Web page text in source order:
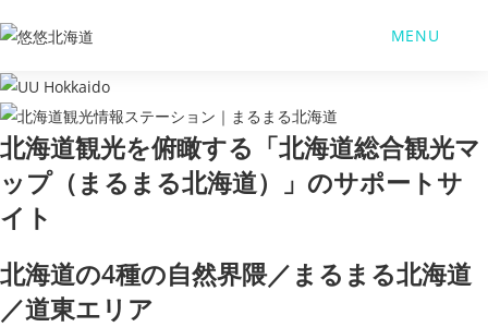
ン
ン
ツ
へ
ス
ッ
プ
MENU
北海道観光を俯瞰する「北海道総合観光マ
ップ（まるまる北海道）」のサポートサ
イト
北海道の4種の自然界隈／まるまる北海道
／道東エリア